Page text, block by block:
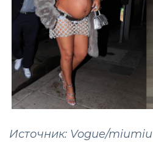
Источник: Vogue/miumiu